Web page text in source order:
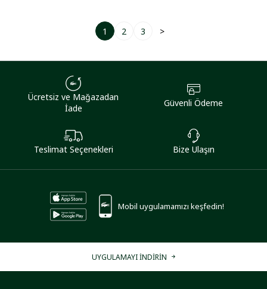
1 2 3 >
Ücretsiz ve Mağazadan
İade
Güvenli Ödeme
Teslimat Seçenekleri Bize Ulaşın
Mobil uygulamamızı keşfedin!
UYGULAMAYI İNDİRİN